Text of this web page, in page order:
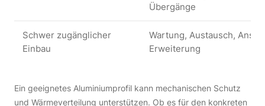
Übergänge
Schwer zugänglicher
Einbau
Wartung, Austausch,
Erweiterung
Ein geeignetes Aluminiumprofil kann mechanischen Schutz
und Wärmeverteilung unterstützen. Ob es für den konkreten